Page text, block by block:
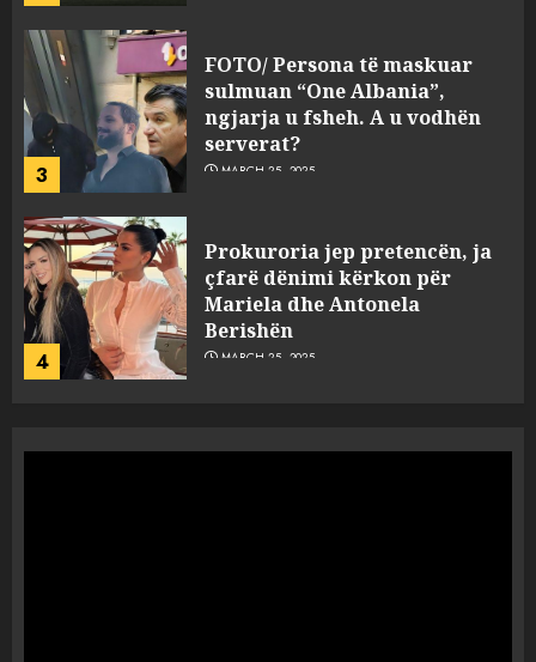
3
FOTO/ Persona të maskuar
sulmuan “One Albania”,
ngjarja u fsheh. A u vodhën
serverat?
MARCH 25, 2025
4
Prokuroria jep pretencën, ja
çfarë dënimi kërkon për
Mariela dhe Antonela
Berishën
MARCH 25, 2025